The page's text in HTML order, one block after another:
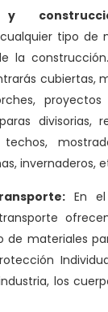
y
tipo de
la
cubiertas,
divisorias,
invernaderos,
En
de materiales
los